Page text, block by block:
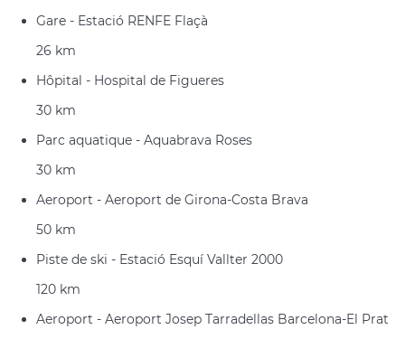
Gare - Estació RENFE Flaçà
26 km
Hôpital - Hospital de Figueres
30 km
Parc aquatique - Aquabrava Roses
30 km
Aeroport - Aeroport de Girona-Costa Brava
50 km
Piste de ski - Estació Esquí Vallter 2000
120 km
Aeroport - Aeroport Josep Tarradellas Barcelona-El Prat